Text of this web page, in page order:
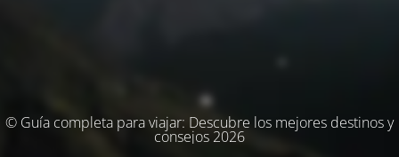
© Guía completa para viajar: Descubre los mejores destinos y
consejos 2026